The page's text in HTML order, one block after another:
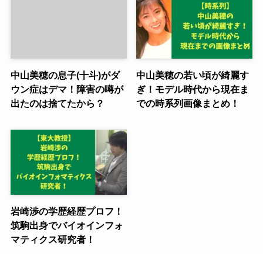
中山美穂の息子(十斗)がダ
ウン症はデマ！障害の噂が
出たのは捨てたから？
中山美穂の若い頃が綺麗す
ぎ！モデル時代から現在ま
での時系列画像まとめ！
岩崎渉の学歴経歴プロフ！
筑駒出身でバイオインフォ
マティクス研究者！